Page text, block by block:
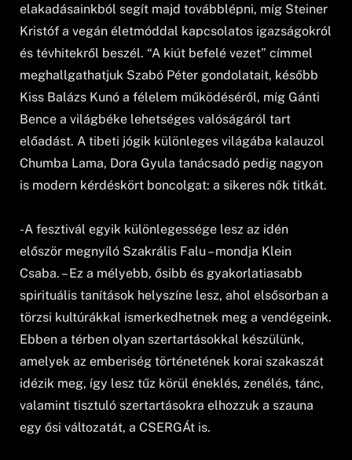
elakadásainkból segít majd továbblépni, míg Steiner
Kristóf a vegán életmóddal kapcsolatos igazságokról
és tévhitekről beszél. “A kiút befelé vezet” címmel
meghallgathatjuk Szabó Péter gondolatait, később
Kiss Balázs Kunó a félelem működéséről, míg Gánti
Bence a világbéke lehetséges valóságáról tart
előadást. A tibeti jógik különleges világába kalauzol
Chumba Lama, Dora Gyula tanácsadó pedig nagyon
is modern kérdéskört boncolgat: a sikeres nők titkát.
-A fesztivál egyik különlegessége lesz az idén
először megnyíló Szakrális Falu – mondja Klein
Csaba. – Ez a mélyebb, ősibb és gyakorlatiasabb
spirituális tanítások helyszíne lesz, ahol elsősorban a
törzsi kultúrákkal ismerkedhetnek meg a vendégeink.
Ebben a térben olyan szertartásokkal készülünk,
amelyek az emberiség történetének korai szakaszát
idézik meg, így lesz tűz körül éneklés, zenélés, tánc,
valamint tisztuló szertartásokra elhozzuk a szauna
egy ősi változatát, a CSERGÁt is.